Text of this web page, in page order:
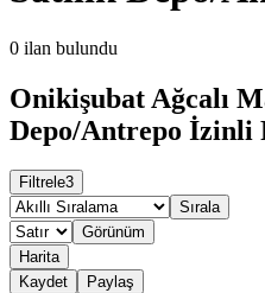
0 ilan bulundu
Onikişubat Ağcalı
Depo/Antrepo İzinli
Filtrele3
Sırala
Görünüm
Harita
Kaydet
Paylaş